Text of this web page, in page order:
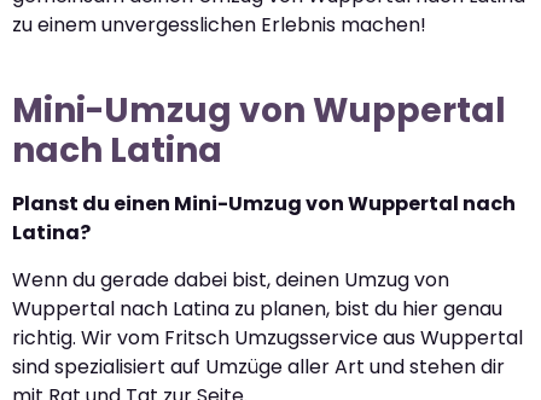
zu einem unvergesslichen Erlebnis machen!
Mini-Umzug von Wuppertal
nach Latina
Planst du einen Mini-Umzug von Wuppertal nach
Latina?
Wenn du gerade dabei bist, deinen Umzug von
Wuppertal nach Latina zu planen, bist du hier genau
richtig. Wir vom Fritsch Umzugsservice aus Wuppertal
sind spezialisiert auf Umzüge aller Art und stehen dir